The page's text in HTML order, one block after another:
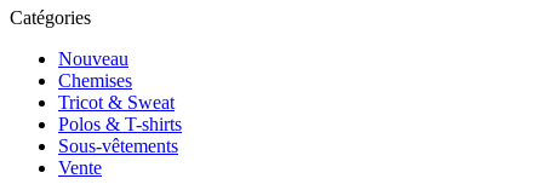
Catégories
Nouveau
Chemises
Tricot & Sweat
Polos & T-shirts
Sous-vêtements
Vente